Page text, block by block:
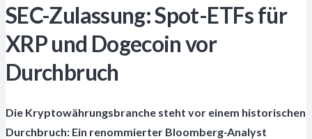
SEC-Zulassung: Spot-ETFs für
XRP und Dogecoin vor
Durchbruch
Die Kryptowährungsbranche steht vor einem historischen
Durchbruch: Ein renommierter Bloomberg-Analyst